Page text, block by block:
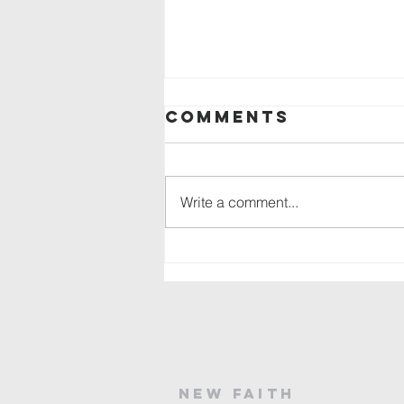
모든 것이 다 하나님의 은혜
이인승 목사(새 믿음장로교회 원
로목사) 코리아 월드 종교 칼럼니
Comments
Write a comment...
new Faith